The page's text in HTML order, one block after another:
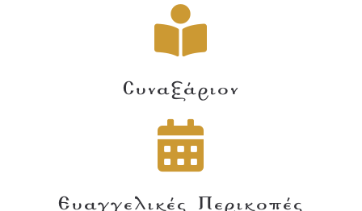
Συναξάριον
Ευαγγελικές Περικοπές